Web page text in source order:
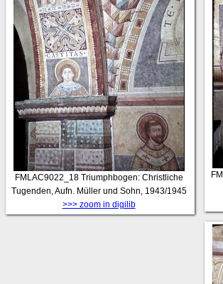
FMLAC9022_18 Triumphbogen: Christliche
Tugenden, Aufn. Müller und Sohn, 1943/1945
>>> zoom in digilib